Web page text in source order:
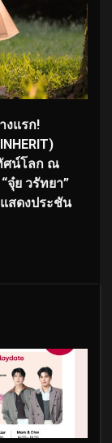
งแรก!
ศน์โลก ณ
จุ๋ย วรัทยา”
สดงประชัน